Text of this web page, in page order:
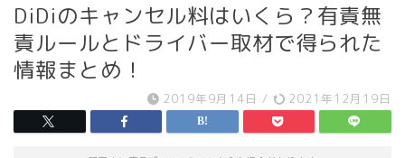
DiDiのキャンセル料はいくら？有責無
責ルールとドライバー取材で得られた
情報まとめ！
2019年9月14日 / 2021年12月19日